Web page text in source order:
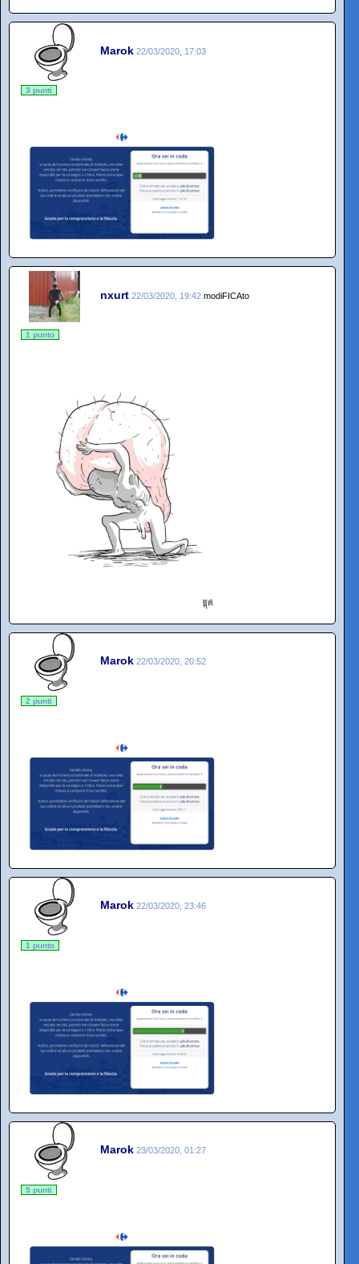
Marok 22/03/2020, 17:03
3 punti
nxurt 22/03/2020, 19:42 modiFICAto
1 punto
Marok 22/03/2020, 20:52
2 punti
Marok 22/03/2020, 23:46
1 punto
Marok 23/03/2020, 01:27
5 punti